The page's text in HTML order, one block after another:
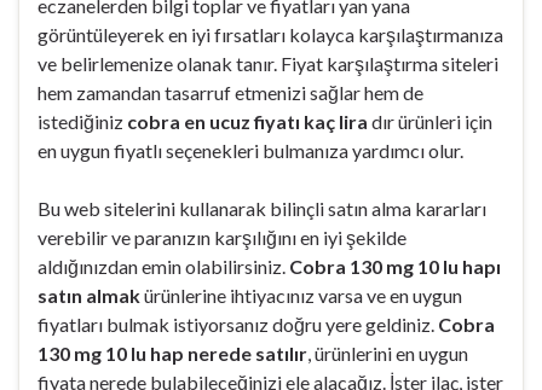
eczanelerden bilgi toplar ve fiyatları yan yana
görüntüleyerek en iyi fırsatları kolayca karşılaştırmanıza
ve belirlemenize olanak tanır. Fiyat karşılaştırma siteleri
hem zamandan tasarruf etmenizi sağlar hem de
istediğiniz cobra en ucuz fiyatı kaç lira dır ürünleri için
en uygun fiyatlı seçenekleri bulmanıza yardımcı olur.
Bu web sitelerini kullanarak bilinçli satın alma kararları
verebilir ve paranızın karşılığını en iyi şekilde
aldığınızdan emin olabilirsiniz. Cobra 130 mg 10 lu hapı
satın almakürünlerine ihtiyacınız varsa ve en uygun
fiyatları bulmak istiyorsanız doğru yere geldiniz. Cobra
130 mg 10 lu hap nerede satılır, ürünlerini en uygun
fiyata nerede bulabileceğinizi ele alacağız. İster ilaç, ister